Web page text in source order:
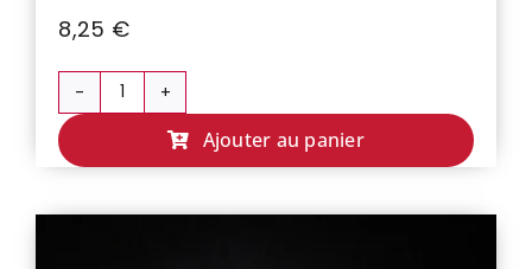
8,25 €
quantité
FARCE
VEAU
Ajouter au panier